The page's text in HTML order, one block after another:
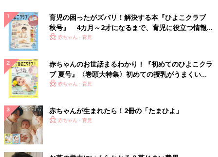
育児の困ったがズバリ！解決する本『ひよこクラブ
秋号』 4カ月～2才になるまで、育児に役立つ情報が
いっぱい！
赤ちゃん・育児
赤ちゃんのお世話まるわかり！『初めてのひよこクラ
ブ 夏号』〈巻頭大特集〉初めての授乳がうまくい
く！ おっぱい・ミルクの基本と夏のトラブル 解決テ
赤ちゃん・育児
赤ちゃんが生まれたら！2冊の「たまひよ」
赤ちゃん・育児